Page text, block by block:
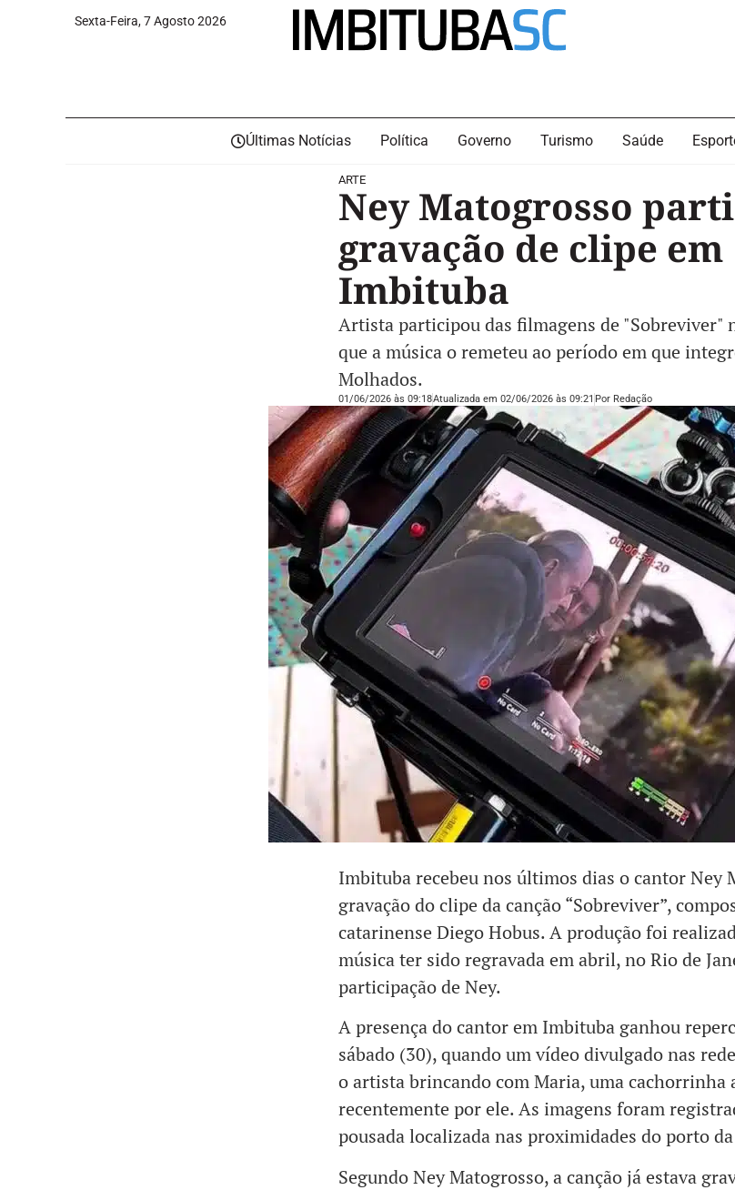
Sexta-Feira, 7 Agosto 2026
Últimas Notícias Política Governo Turismo Saúde
ARTE
Ney Matogrosso
gravação de clipe em
Imbituba
Artista participou das filmagens de "Sobreviver"
que a música o remeteu ao período em que
Molhados.
01/06/2026 às 09:18Atualizada em 02/06/2026 às 09:21 Por Redação
Imbituba recebeu nos últimos dias o cantor Ney
gravação do clipe da canção “Sobreviver”,
catarinense Diego Hobus. A produção foi
música ter sido regravada em abril, no Rio de
participação de Ney.
A presença do cantor em Imbituba ganhou
sábado (30), quando um vídeo divulgado nas
o artista brincando com Maria, uma cachorrinha
recentemente por ele. As imagens foram
pousada localizada nas proximidades do porto
Segundo Ney Matogrosso, a canção já estava